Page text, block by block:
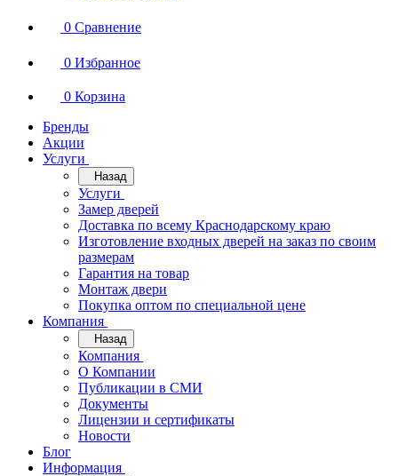
0 Сравнение
0 Избранное
0 Корзина
Бренды
Акции
Услуги
Назад
Услуги
Замер дверей
Доставка по всему Краснодарскому краю
Изготовление входных дверей на заказ по своим
размерам
Гарантия на товар
Монтаж двери
Покупка оптом по специальной цене
Компания
Назад
Компания
О Компании
Публикации в СМИ
Документы
Лицензии и сертификаты
Новости
Блог
Информация